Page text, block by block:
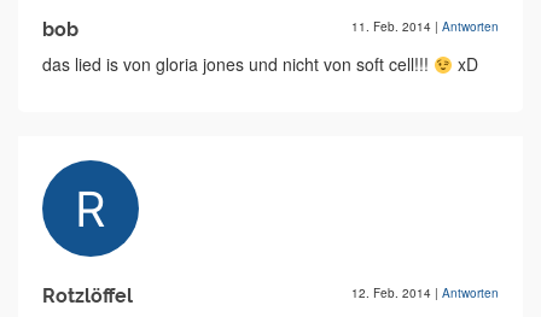
bob 11. Feb. 2014 | Antworten
das lied is von gloria jones und nicht von soft cell!!! xD
Rotzlöffel 12. Feb. 2014 | Antworten